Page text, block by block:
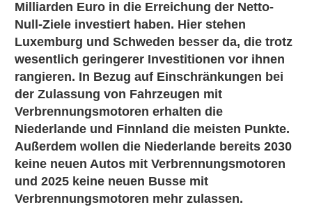
Milliarden Euro in die Erreichung der Netto-
Null-Ziele investiert haben. Hier stehen
Luxemburg und Schweden besser da, die trotz
wesentlich geringerer Investitionen vor ihnen
rangieren. In Bezug auf Einschränkungen bei
der Zulassung von Fahrzeugen mit
Verbrennungsmotoren erhalten die
Niederlande und Finnland die meisten Punkte.
Außerdem wollen die Niederlande bereits 2030
keine neuen Autos mit Verbrennungsmotoren
und 2025 keine neuen Busse mit
Verbrennungsmotoren mehr zulassen.